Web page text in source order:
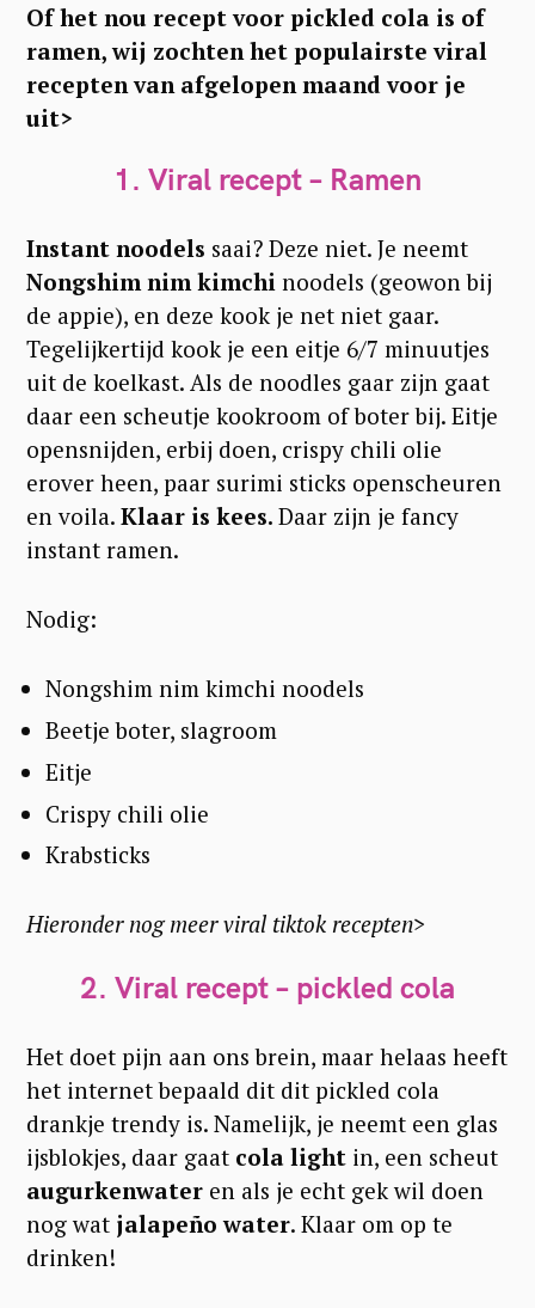
Of het nou recept voor pickled cola is of
ramen, wij zochten het populairste viral
recepten van afgelopen maand voor je
uit>
1. Viral recept – Ramen
Instant noodels saai? Deze niet. Je neemt
Nongshim nim kimchi noodels (geowon bij
de appie), en deze kook je net niet gaar.
Tegelijkertijd kook je een eitje 6/7 minuutjes
uit de koelkast. Als de noodles gaar zijn gaat
daar een scheutje kookroom of boter bij. Eitje
opensnijden, erbij doen, crispy chili olie
erover heen, paar surimi sticks openscheuren
en voila. Klaar is kees. Daar zijn je fancy
instant ramen.
Nodig:
Nongshim nim kimchi noodels
Beetje boter, slagroom
Eitje
Crispy chili olie
Krabsticks
Hieronder nog meer viral tiktok recepten>
2. Viral recept – pickled cola
Het doet pijn aan ons brein, maar helaas heeft
het internet bepaald dit dit pickled cola
drankje trendy is. Namelijk, je neemt een glas
ijsblokjes, daar gaat cola light in, een scheut
augurkenwater en als je echt gek wil doen
nog wat jalapeño water. Klaar om op te
drinken!